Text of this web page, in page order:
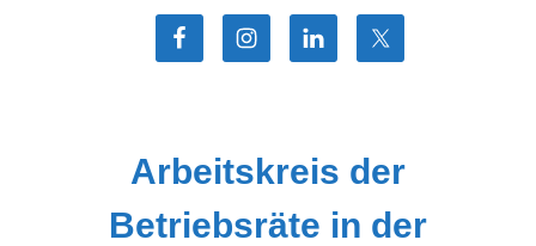
Arbeitskreis der
Betriebsräte in der